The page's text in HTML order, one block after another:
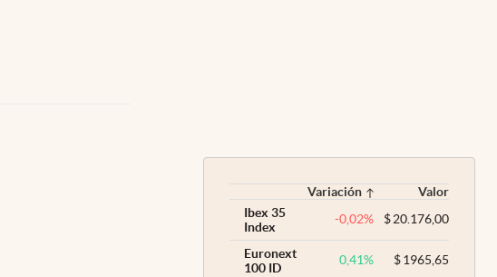
Variación
Valor
Ibex 35
Index
-0,02% $20.176,00
Euronext
100 ID
0,41% $1965,65